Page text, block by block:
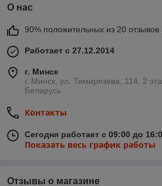
О нас
90% положительных из 20 отзывов
Работает с 27.12.2014
г. Минск
г. Минск, ул. Тимирязева, 114, 2
Беларусь
Контакты
Сегодня работает с 09:00 до
Показать весь график работы
Отзывы о магазине